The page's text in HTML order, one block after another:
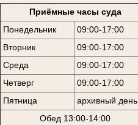
Приёмные часы суда
Понедельник
09:00-17:00
Вторник
09:00-17:00
Среда
09:00-17:00
Четверг
09:00-17:00
Пятница
архивный день
Обед 13:00-14:00